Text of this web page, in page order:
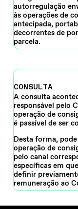
autorregulação
às operações de
antecipada,
decorrentes de
parcela.
CONSULTA
A consulta
responsável pelo
operação de
é passível de ser
Desta forma,
operação de
pelo canal
específicas em
definir
remuneração ao